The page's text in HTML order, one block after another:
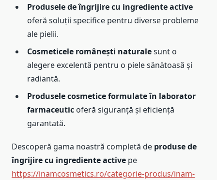
Produsele de îngrijire cu ingrediente active
oferă soluții specifice pentru diverse probleme
ale pielii.
Cosmeticele românești naturalesunt o
alegere excelentă pentru o piele sănătoasă și
radiantă.
Produsele cosmetice formulate în laborator
farmaceutic oferă siguranță și eficiență
garantată.
Descoperă gama noastră completă de produse de
îngrijire cu ingrediente active pe
https://inamcosmetics.ro/categorie-produs/inam-